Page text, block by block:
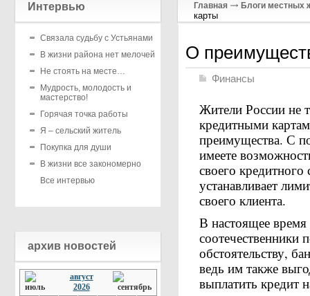
Интервью
Связала судьбу с Устьянами
В жизни района нет мелочей
Не стоять на месте…
Мудрость, молодость и
мастерство!
Горячая точка работы
Я – сельский житель
Покупка для души
В жизни все закономерно
Все интервью
архив новостей
август
2026
Главная Блоги местных
карты
О
Финансы
Жители России не
кредитными
преимущества. С
имеете
своего
устанавливает
своего клиента.
В настоящее
соотечественники
обстоятельству,
ведь им также
выплатить кредит